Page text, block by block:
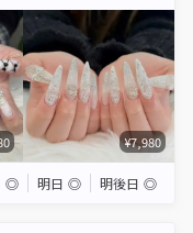
¥7,980
◎ 明日 ◎ 明後日 ◎